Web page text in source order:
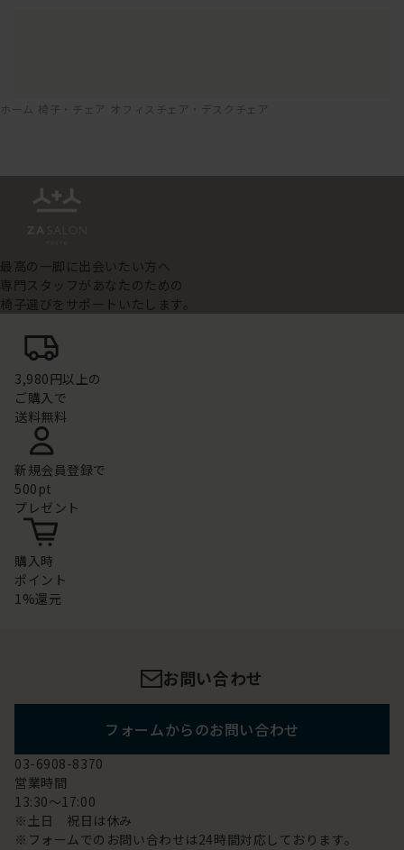
ホーム 椅子・チェア オフィスチェア・デスクチェア
最高の一脚に出会いたい方へ
専門スタッフがあなたのための
椅子選びをサポートいたします。
3,980円以上の
ご購入で
送料無料
新規会員登録で
500pt
プレゼント
購入時
ポイント
1%還元
お問い合わせ
フォームからのお問い合わせ
03-6908-8370
営業時間
13:30～17:00
※土日 祝日は休み
※フォームでのお問い合わせは24時間対応しております。